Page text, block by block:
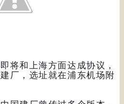
将和上海方面达成协议，
厂，选址就在浦东机场附